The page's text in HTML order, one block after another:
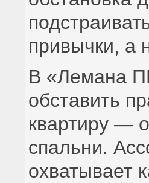
привычки, а
В «Лемана
обставить
квартиру —
спальни.
охватывает